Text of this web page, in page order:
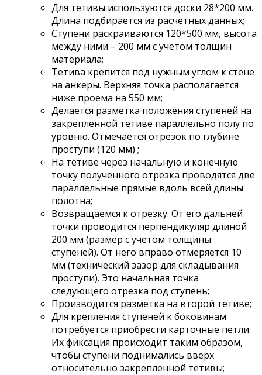
Для тетивы используются доски 28*200 мм.
Длина подбирается из расчетных данных;
Ступени раскраиваются 120*500 мм, высота
между ними – 200 мм с учетом толщин
материала;
Тетива крепится под нужным углом к стене
на анкеры. Верхняя точка располагается
ниже проема на 550 мм;
Делается разметка положения ступеней на
закрепленной тетиве параллельно полу по
уровню. Отмечается отрезок по глубине
проступи (120 мм) ;
На тетиве через начальную и конечную
точку полученного отрезка проводятся две
параллельные прямые вдоль всей длины
полотна;
Возвращаемся к отрезку. От его дальней
точки проводится перпендикуляр длиной
200 мм (размер с учетом толщины
ступеней). От него вправо отмеряется 10
мм (технический зазор для складывания
проступи). Это начальная точка
следующего отрезка под ступень;
Производится разметка на второй тетиве;
Для крепления ступеней к боковинам
потребуется приобрести карточные петли.
Их фиксация происходит таким образом,
чтобы ступени поднимались вверх
относительно закрепленной тетивы;